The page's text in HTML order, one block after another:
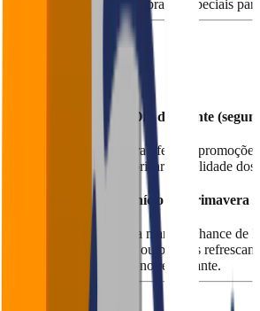
promoções familiares ou pratos especiais
15 de Setembro - Dia do cliente
Ótima oportunidade para oferecer
ou até brindes para valorizar a fidelidade dos
21 de setembro - Início da Primavera
A chegada da primavera marca a chance de
e frescos, como saladas ou bebidas
atmosfera característica no restaurante.